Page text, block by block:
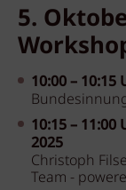
5.
10:00 – 10:15
10:15 – 11:00
2025
Christoph
Team -